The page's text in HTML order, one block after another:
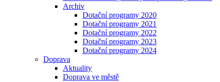
Archiv
Dotační programy 2020
Dotační programy 2021
Dotační programy 2022
Dotační programy 2023
Dotační programy 2024
Doprava
Aktuality
Doprava ve městě